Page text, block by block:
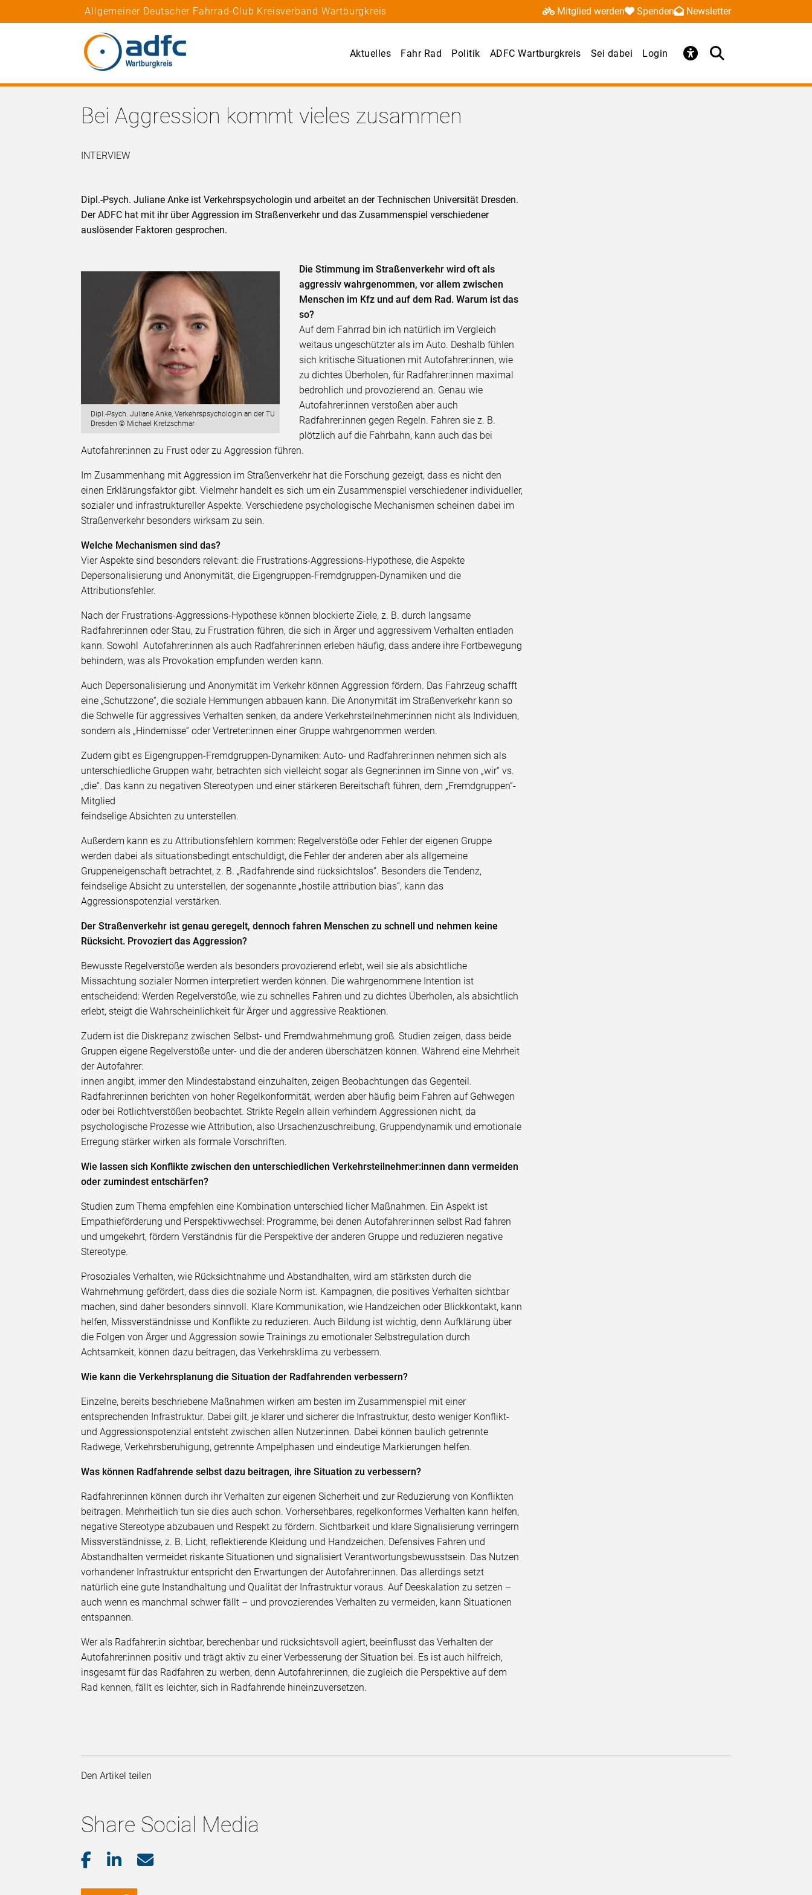
Allgemeiner Deutscher Fahrrad-Club Kreisverband Wartburgkreis Mitglied werden Spenden Newsletter
Aktuelles Fahr Rad Politik ADFC Wartburgkreis Sei dabei Login
Bei Aggression kommt vieles zusammen
INTERVIEW
Dipl.-Psych. Juliane Anke ist Verkehrspsychologin und arbeitet an der Technischen Universität Dresden.
Der ADFC hat mit ihr über Aggression im Straßenverkehr und das Zusammenspiel verschiedener
auslösender Faktoren gesprochen.
Dipl.-Psych. Juliane Anke, Verkehrspsychologin an der TU
Dresden © Michael Kretzschmar
Die Stimmung im Straßenverkehr wird oft als
aggressiv wahrgenommen, vor allem zwischen
Menschen im Kfz und auf dem Rad. Warum ist das
so?
Auf dem Fahrrad bin ich natürlich im Vergleich
weitaus ungeschützter als im Auto. Deshalb fühlen
sich kritische Situationen mit Autofahrer:innen, wie
zu dichtes Überholen, für Radfahrer:innen maximal
bedrohlich und provozierend an. Genau wie
Autofahrer:innen verstoßen aber auch
Radfahrer:innen gegen Regeln. Fahren sie z. B.
plötzlich auf die Fahrbahn, kann auch das bei
Autofahrer:innen zu Frust oder zu Aggression führen.
Im Zusammenhang mit Aggression im Straßenverkehr hat die Forschung gezeigt, dass es nicht den
einen Erklärungsfaktor gibt. Vielmehr handelt es sich um ein Zusammenspiel verschiedener individueller,
sozialer und infrastruktureller Aspekte. Verschiedene psychologische Mechanismen scheinen dabei im
Straßenverkehr besonders wirksam zu sein.
Welche Mechanismen sind das?
Vier Aspekte sind besonders relevant: die Frustrations-Aggressions-Hypothese, die Aspekte
Depersonalisierung und Anonymität, die Eigengruppen-Fremdgruppen-Dynamiken und die
Attributionsfehler.
Nach der Frustrations-Aggressions-Hypothese können blockierte Ziele, z. B. durch langsame
Radfahrer:innen oder Stau, zu Frustration führen, die sich in Ärger und aggressivem Verhalten entladen
kann. Sowohl Autofahrer:innen als auch Radfahrer:innen erleben häufig, dass andere ihre Fortbewegung
behindern, was als Provokation empfunden werden kann.
Auch Depersonalisierung und Anonymität im Verkehr können Aggression fördern. Das Fahrzeug schafft
eine „Schutzzone“, die soziale Hemmungen abbauen kann. Die Anonymität im Straßenverkehr kann so
die Schwelle für aggressives Verhalten senken, da andere Verkehrsteilnehmer:innen nicht als Individuen,
sondern als „Hindernisse“ oder Vertreter:innen einer Gruppe wahrgenommen werden.
Zudem gibt es Eigengruppen-Fremdgruppen-Dynamiken: Auto- und Radfahrer:innen nehmen sich als
unterschiedliche Gruppen wahr, betrachten sich vielleicht sogar als Gegner:innen im Sinne von „wir“ vs.
„die“. Das kann zu negativen Stereotypen und einer stärkeren Bereitschaft führen, dem „Fremdgruppen“-
Mitglied
feindselige Absichten zu unterstellen.
Außerdem kann es zu Attributionsfehlern kommen: Regelverstöße oder Fehler der eigenen Gruppe
werden dabei als situationsbedingt entschuldigt, die Fehler der anderen aber als allgemeine
Gruppeneigenschaft betrachtet, z. B. „Radfahrende sind rücksichtslos“. Besonders die Tendenz,
feindselige Absicht zu unterstellen, der sogenannte „hostile attribution bias“, kann das
Aggressionspotenzial verstärken.
Der Straßenverkehr ist genau geregelt, dennoch fahren Menschen zu schnell und nehmen keine
Rücksicht. Provoziert das Aggression?
Bewusste Regelverstöße werden als besonders provozierend erlebt, weil sie als absichtliche
Missachtung sozialer Normen interpretiert werden können. Die wahrgenommene Intention ist
entscheidend: Werden Regelverstöße, wie zu schnelles Fahren und zu dichtes Überholen, als absichtlich
erlebt, steigt die Wahrscheinlichkeit für Ärger und aggressive Reaktionen.
Zudem ist die Diskrepanz zwischen Selbst- und Fremdwahrnehmung groß. Studien zeigen, dass beide
Gruppen eigene Regelverstöße unter- und die der anderen überschätzen können. Während eine Mehrheit
der Autofahrer:
innen angibt, immer den Mindestabstand einzuhalten, zeigen Beobachtungen das Gegenteil.
Radfahrer:innen berichten von hoher Regelkonformität, werden aber häufig beim Fahren auf Gehwegen
oder bei Rotlichtverstößen beobachtet. Strikte Regeln allein verhindern Aggressionen nicht, da
psychologische Prozesse wie Attribution, also Ursachenzuschreibung, Gruppendynamik und emotionale
Erregung stärker wirken als formale Vorschriften.
Wie lassen sich Konflikte zwischen den unterschiedlichen Verkehrsteilnehmer:innen dann vermeiden
oder zumindest entschärfen?
Studien zum Thema empfehlen eine Kombination unterschied licher Maßnahmen. Ein Aspekt ist
Empathieförderung und Perspektivwechsel: Programme, bei denen Autofahrer:innen selbst Rad fahren
und umgekehrt, fördern Verständnis für die Perspektive der anderen Gruppe und reduzieren negative
Stereotype.
Prosoziales Verhalten, wie Rücksichtnahme und Abstandhalten, wird am stärksten durch die
Wahrnehmung gefördert, dass dies die soziale Norm ist. Kampagnen, die positives Verhalten sichtbar
machen, sind daher besonders sinnvoll. Klare Kommunikation, wie Handzeichen oder Blickkontakt, kann
helfen, Missverständnisse und Konflikte zu reduzieren. Auch Bildung ist wichtig, denn Aufklärung über
die Folgen von Ärger und Aggression sowie Trainings zu emotionaler Selbstregulation durch
Achtsamkeit, können dazu beitragen, das Verkehrsklima zu verbessern.
Wie kann die Verkehrsplanung die Situation der Radfahrenden verbessern?
Einzelne, bereits beschriebene Maßnahmen wirken am besten im Zusammenspiel mit einer
entsprechenden Infrastruktur. Dabei gilt, je klarer und sicherer die Infrastruktur, desto weniger Konflikt-
und Aggressionspotenzial entsteht zwischen allen Nutzer:innen. Dabei können baulich getrennte
Radwege, Verkehrsberuhigung, getrennte Ampelphasen und eindeutige Markierungen helfen.
Was können Radfahrende selbst dazu beitragen, ihre Situation zu verbessern?
Radfahrer:innen können durch ihr Verhalten zur eigenen Sicherheit und zur Reduzierung von Konflikten
beitragen. Mehrheitlich tun sie dies auch schon. Vorhersehbares, regelkonformes Verhalten kann helfen,
negative Stereotype abzubauen und Respekt zu fördern. Sichtbarkeit und klare Signalisierung verringern
Missverständnisse, z. B. Licht, reflektierende Kleidung und Handzeichen. Defensives Fahren und
Abstandhalten vermeidet riskante Situationen und signalisiert Verantwortungsbewusstsein. Das Nutzen
vorhandener Infrastruktur entspricht den Erwartungen der Autofahrer:innen. Das allerdings setzt
natürlich eine gute Instandhaltung und Qualität der Infrastruktur voraus. Auf Deeskalation zu setzen –
auch wenn es manchmal schwer fällt – und provozierendes Verhalten zu vermeiden, kann Situationen
entspannen.
Wer als Radfahrer:in sichtbar, berechenbar und rücksichtsvoll agiert, beeinflusst das Verhalten der
Autofahrer:innen positiv und trägt aktiv zu einer Verbesserung der Situation bei. Es ist auch hilfreich,
insgesamt für das Radfahren zu werben, denn Autofahrer:innen, die zugleich die Perspektive auf dem
Rad kennen, fällt es leichter, sich in Radfahrende hineinzuversetzen.
Den Artikel teilen
Share Social Media